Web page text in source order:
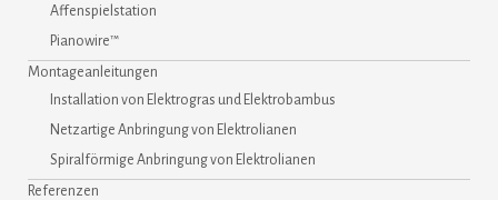
Affenspielstation
Pianowire™
Montageanleitungen
Installation von Elektrogras und Elektrobambus
Netzartige Anbringung von Elektrolianen
Spiralförmige Anbringung von Elektrolianen
Referenzen